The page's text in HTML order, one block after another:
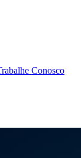
Conosco